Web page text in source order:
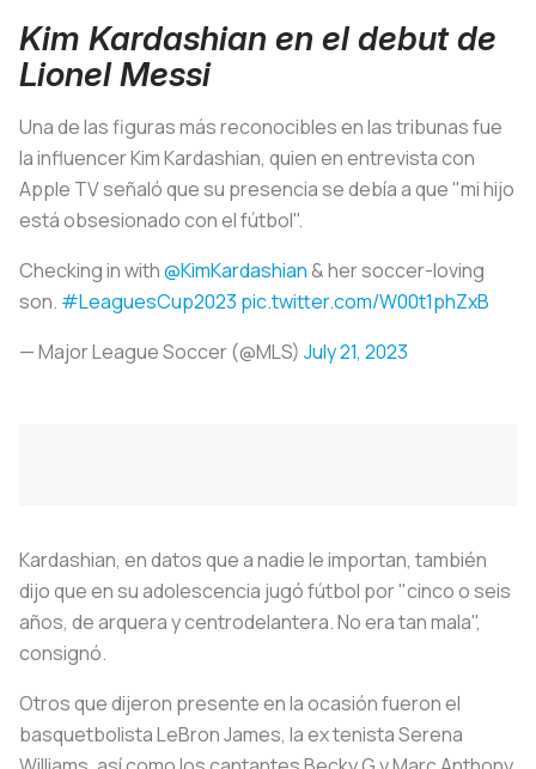
Kim Kardashian en el debut de
Lionel Messi
Una de las figuras más reconocibles en las tribunas fue
la influencer Kim Kardashian, quien en entrevista con
Apple TV señaló que su presencia se debía a que "mi hijo
está obsesionado con el fútbol".
Checking in with@KimKardashian & her soccer-loving
son. #LeaguesCup2023 pic.twitter.com/W00t1phZxB
— Major League Soccer (@MLS) July 21, 2023
Kardashian, en datos que a nadie le importan, también
dijo que en su adolescencia jugó fútbol por "cinco o seis
años, de arquera y centrodelantera. No era tan mala",
consignó.
Otros que dijeron presente en la ocasión fueron el
basquetbolista LeBron James, la ex tenista Serena